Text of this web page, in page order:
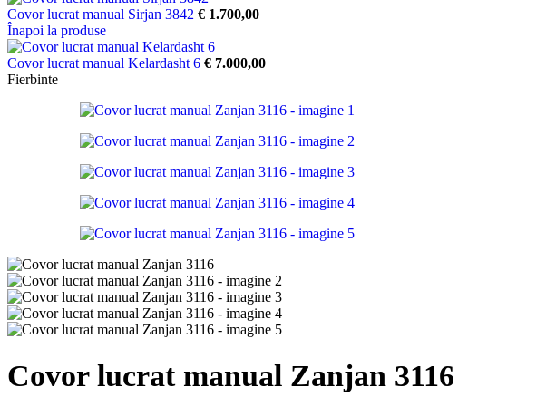
Covor lucrat manual Sirjan 3842 € 1.700,00
Înapoi la produse
Covor lucrat manual Kelardasht 6 € 7.000,00
Fierbinte
Covor lucrat manual Zanjan 3116